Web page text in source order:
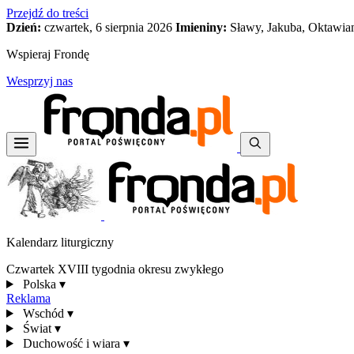
Przejdź do treści
Dzień: czwartek, 6 sierpnia 2026 Imieniny: Sławy, Jakuba,
Wspieraj Frondę
Wesprzyj nas
Kalendarz liturgiczny
Czwartek XVIII tygodnia okresu zwykłego
Polska ▾
Reklama
Wschód ▾
Świat ▾
Duchowość i wiara ▾